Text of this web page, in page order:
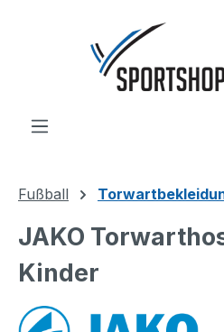
Zum Hauptinhalt springen
Fußball
JAKO
Kinder